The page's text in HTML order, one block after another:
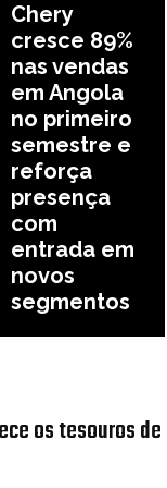
Chery
cresce 89%
nas vendas
em Angola
no primeiro
semestre e
reforça
presença
com
entrada em
novos
segmentos
os tesouros de